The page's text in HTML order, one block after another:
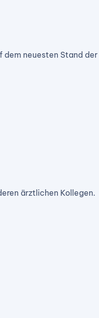
dem neuesten Stand der
ärztlichen Kollegen.